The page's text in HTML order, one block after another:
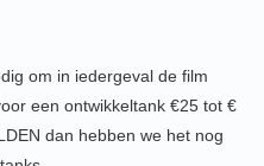
om in iedergeval de film
een ontwikkeltank €25 tot €
dan hebben we het nog